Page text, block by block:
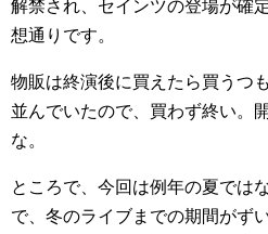
解禁され、セインツの登場が確
想通りです。
物販は終演後に買えたら買うつ
並んでいたので、買わず終い。
な。
ところで、今回は例年の夏では
で、冬のライブまでの期間がず